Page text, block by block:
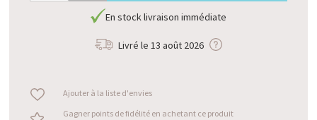
En stock livraison immédiate
Livré le 13 août 2026
Ajouter à la liste d'envies
Gagner points de fidélité en achetant ce produit